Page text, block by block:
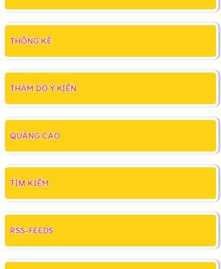
THỐNG KÊ
THĂM DÒ Ý KIẾN
QUẢNG CÁO
TÌM KIẾM
RSS-FEEDS